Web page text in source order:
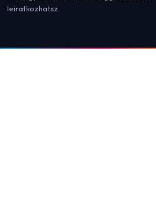
leiratkozhatsz.